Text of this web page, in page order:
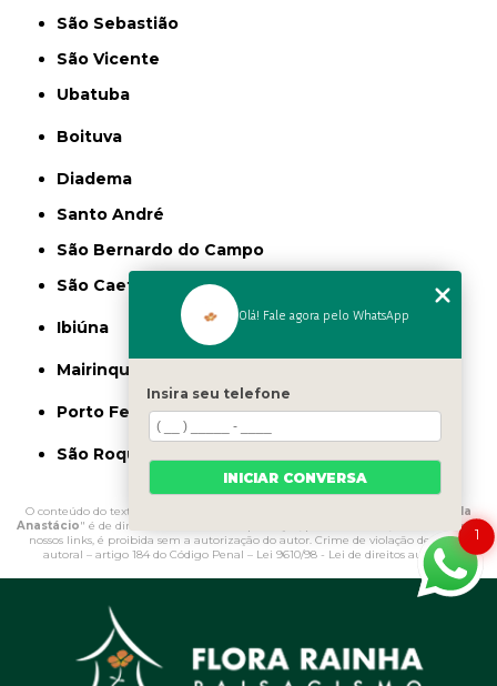
São Sebastião
São Vicente
Ubatuba
Boituva
Diadema
Santo André
São Bernardo do Campo
São Caetano do Sul
Ibiúna
Mairinque
Porto Feliz
São Roque
O conteúdo do texto "
Onde Comprar Vaso de Polietileno para Jardim Vila
Anastácio" é de direito reservado. Sua reprodução, parcial ou total, mesmo citando
nossos links, é proibida sem a autorização do autor. Crime de violação de direito
autoral – artigo 184 do Código Penal – Lei 9610/98 - Lei de direitos autorais
1
Olá! Fale agora pelo WhatsApp
Insira seu telefone
INICIAR CONVERSA